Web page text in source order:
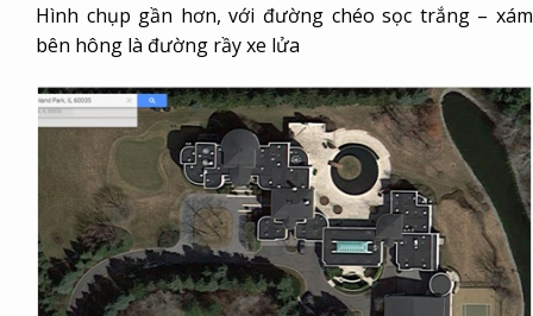
Hình chụp gần hơn, với đường chéo sọc trắng – xám
bên hông là đường rầy xe lửa